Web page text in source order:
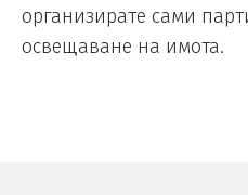
организирате сами
освещаване на имота.